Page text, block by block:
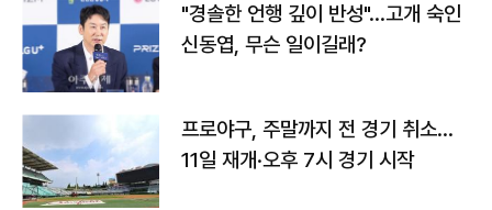
"경솔한 언행 깊이 반성"…고개 숙인
신동엽, 무슨 일이길래?
프로야구, 주말까지 전 경기 취소…
11일 재개·오후 7시 경기 시작